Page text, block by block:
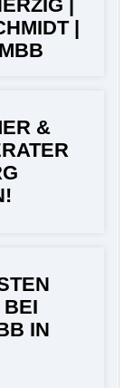
|
|
&
BEI
IN